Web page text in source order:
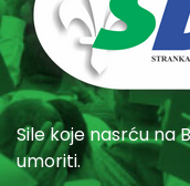
Sile koje nasrću na
umoriti.